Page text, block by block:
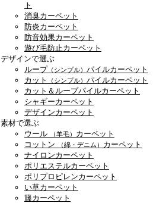
ト
消臭カーペット
防炎カーペット
防音効果カーペット
遊び毛防止カーペット
デザインで選ぶ
ループ （シンプル） パイルカーペット
カット
（シンプル） パイルカーペット
カット＆ループパイルカーペット
シャギーカーペット
デザインカーペット
素材で選ぶ
ウール
（羊毛） カーペット
コットン
（綿・デニム） カーペット
ナイロンカーペット
ポリエステルカーペット
ポリプロピレンカーペット
い草カーペット
籐カーペット